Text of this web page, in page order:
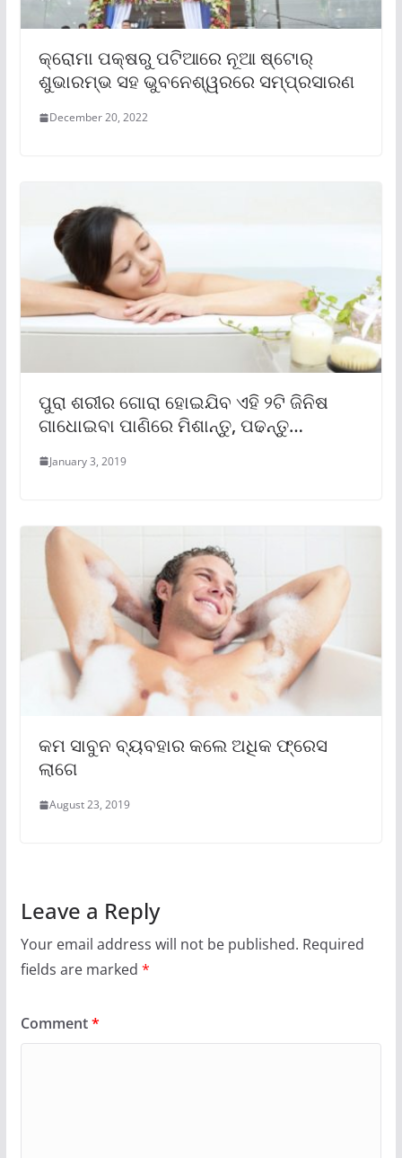
କ୍ରୋମା ପକ୍ଷରୁ ପଟିଆରେ ନୂଆ ଷ୍ଟୋର୍
ଶୁଭାରମ୍ଭ ସହ ଭୁବନେଶ୍ୱରରେ ସମ୍ପ୍ରସାରଣ
December 20, 2022
ପୁରା ଶରୀର ଗୋରା ହୋଇଯିବ ଏହି ୨ଟି ଜିନିଷ
ଗାଧୋଇବା ପାଣିରେ ମିଶାନ୍ତୁ, ପଢନ୍ତୁ…
January 3, 2019
କମ ସାବୁନ ବ୍ୟବହାର କଲେ ଅଧିକ ଫ୍ରେସ
ଲାଗେ
August 23, 2019
Leave a Reply
Your email address will not be published. Required
fields are marked *
Comment*